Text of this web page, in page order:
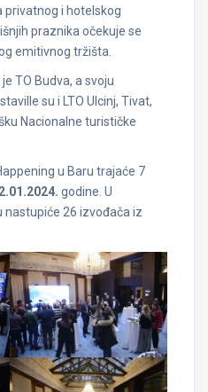
i hotelskog
praznika očekuje se
emitivnog tržišta.
TO Budva, a svoju
su i LTO Ulcinj, Tivat,
Nacionalne turističke
u Baru trajaće 7
godine. U
26 izvođača iz